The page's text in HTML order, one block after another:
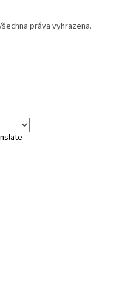
práva vyhrazena.